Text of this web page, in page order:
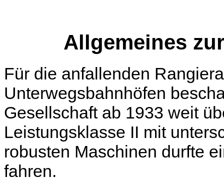
Allgemeines
Für die anfallenden
Unterwegsbahnhöfen
Gesellschaft ab 1933 weit
Leistungsklasse II mit
robusten Maschinen durfte
fahren.